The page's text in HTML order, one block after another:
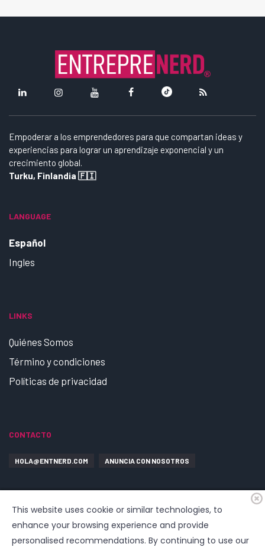
Empoderar a los emprendedores para que compartan ideas y
experiencias para lograr un aprendizaje exponencial y un
crecimiento global.
Turku, Finlandia 🇫🇮
LANGUAGE
Español
Ingles
LINKS
Quiénes Somos
Término y condiciones
Políticas de privacidad
CONTACTO
HOLA@ENTNERD.COM ANUNCIA CON NOSOTROS
This website uses cookie or similar technologies, to
enhance your browsing experience and provide
personalised recommendations. By continuing to use our